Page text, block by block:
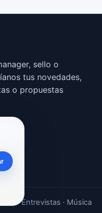
sello o
tus novedades,
o propuestas
· Entrevistas · Música